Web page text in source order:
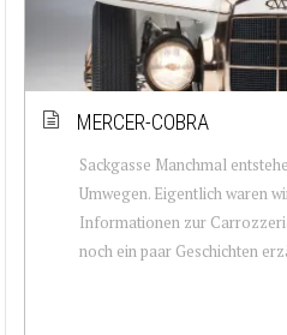
MERCER-COBRA
Sackgasse Manchmal
Umwegen. Eigentlich waren
Informationen zur
noch ein paar Geschichten